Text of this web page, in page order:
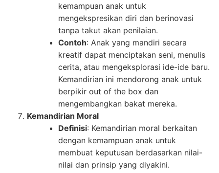
kemampuan anak untuk
mengekspresikan diri dan berinovasi
tanpa takut akan penilaian.
Contoh: Anak yang mandiri secara
kreatif dapat menciptakan seni, menulis
cerita, atau mengeksplorasi ide-ide baru.
Kemandirian ini mendorong anak untuk
berpikir out of the box dan
mengembangkan bakat mereka.
Kemandirian Moral
Definisi: Kemandirian moral berkaitan
dengan kemampuan anak untuk
membuat keputusan berdasarkan nilai-
nilai dan prinsip yang diyakini.